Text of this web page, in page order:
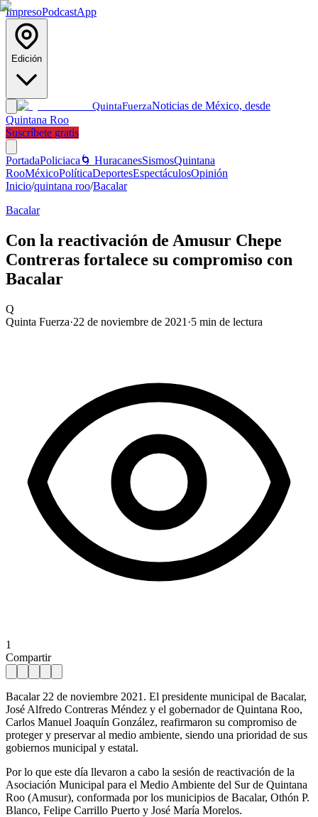
ImpresoPodcastApp
Edición
QuintaFuerzaNoticias de México, desde
Quintana Roo
Suscríbete gratis
PortadaPoliciaca 🌀 HuracanesSismosQuintana
RooMéxicoPolíticaDeportesEspectáculosOpinión
Inicio/quintana roo/Bacalar
Bacalar
Con la reactivación de Amusur Chepe
Contreras fortalece su compromiso con
Bacalar
Q
Quinta Fuerza·22 de noviembre de 2021 ·5 min de lectura
1
Compartir
Bacalar 22 de noviembre 2021. El presidente municipal de Bacalar,
José Alfredo Contreras Méndez y el gobernador de Quintana Roo,
Carlos Manuel Joaquín González, reafirmaron su compromiso de
proteger y preservar al medio ambiente, siendo una prioridad de sus
gobiernos municipal y estatal.
Por lo que este día llevaron a cabo la sesión de reactivación de la
Asociación Municipal para el Medio Ambiente del Sur de Quintana
Roo (Amusur), conformada por los municipios de Bacalar, Othón P.
Blanco, Felipe Carrillo Puerto y José María Morelos.